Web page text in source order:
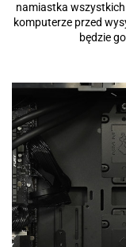
namiastka
komputerze przed
będzie